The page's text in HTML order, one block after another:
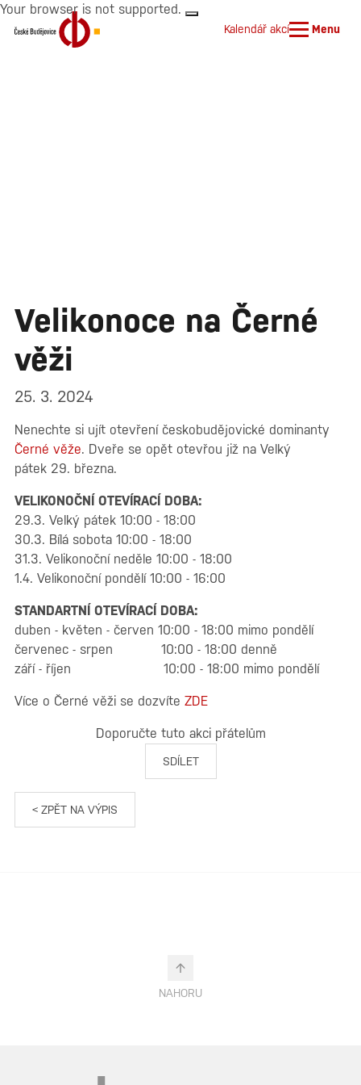
Your browser is not supported.
Kalendář akcí Menu
Velikonoce na Černé
věži
25. 3. 2024
Nenechte si ujít otevření českobudějovické dominanty
Černé věže. Dveře se opět otevřou již na Velký
pátek 29. března.
VELIKONOČNÍ OTEVÍRACÍ DOBA:
29.3. Velký pátek 10:00 - 18:00
30.3. Bílá sobota 10:00 - 18:00
31.3. Velikonoční neděle 10:00 - 18:00
1.4. Velikonoční pondělí 10:00 - 16:00
STANDARTNÍ OTEVÍRACÍ DOBA:
duben - květen - červen 10:00 - 18:00 mimo pondělí
červenec - srpen 10:00 - 18:00 denně
září - říjen 10:00 - 18:00 mimo pondělí
Více o Černé věži se dozvíte ZDE
Doporučte tuto akci přátelům
SDÍLET
< ZPĚT NA VÝPIS
NAHORU